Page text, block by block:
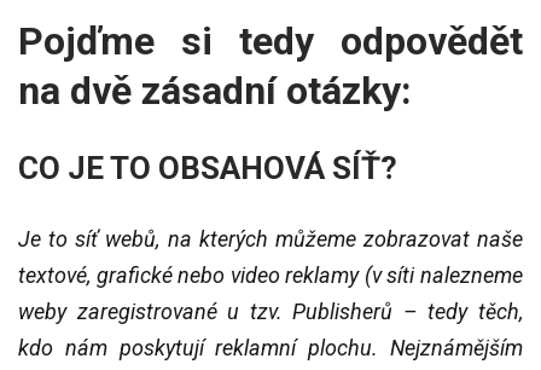
Pojďme si tedy odpovědět
na dvě zásadní otázky:
CO JE TO OBSAHOVÁ SÍŤ?
Je to síť webů, na kterých můžeme zobrazovat naše
textové, grafické nebo video reklamy (v síti nalezneme
weby zaregistrované u tzv. Publisherů – tedy těch,
kdo nám poskytují reklamní plochu. Nejznámějším